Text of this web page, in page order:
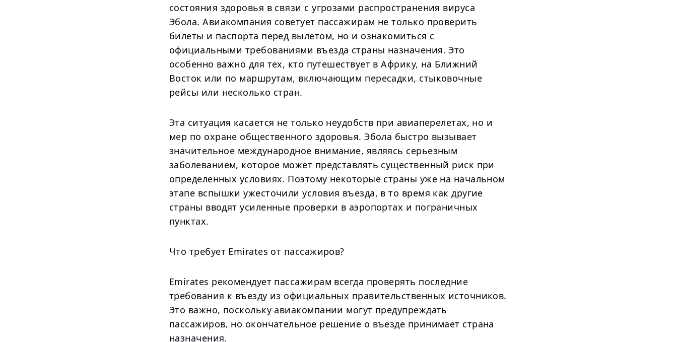
состояния здоровья в связи с угрозами распространения вируса
Эбола. Авиакомпания советует пассажирам не только проверить
билеты и паспорта перед вылетом, но и ознакомиться с
официальными требованиями въезда страны назначения. Это
особенно важно для тех, кто путешествует в Африку, на Ближний
Восток или по маршрутам, включающим пересадки, стыковочные
рейсы или несколько стран.
Эта ситуация касается не только неудобств при авиаперелетах, но и
мер по охране общественного здоровья. Эбола быстро вызывает
значительное международное внимание, являясь серьезным
заболеванием, которое может представлять существенный риск при
определенных условиях. Поэтому некоторые страны уже на начальном
этапе вспышки ужесточили условия въезда, в то время как другие
страны вводят усиленные проверки в аэропортах и пограничных
пунктах.
Что требует Emirates от пассажиров?
Emirates рекомендует пассажирам всегда проверять последние
требования к въезду из официальных правительственных источников.
Это важно, поскольку авиакомпании могут предупреждать
пассажиров, но окончательное решение о въезде принимает страна
назначения.